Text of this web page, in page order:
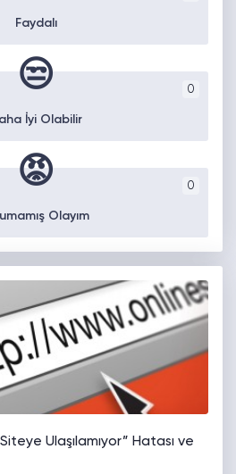
Faydalı
0
😒
İyi Olabilir
0
😡
Olayım
Ulaşılamıyor” Hatası ve